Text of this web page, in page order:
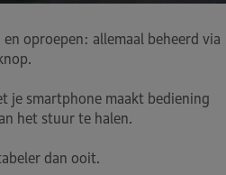
oproepen: allemaal beheerd via
je smartphone maakt bediening
het stuur te halen.
dan ooit.